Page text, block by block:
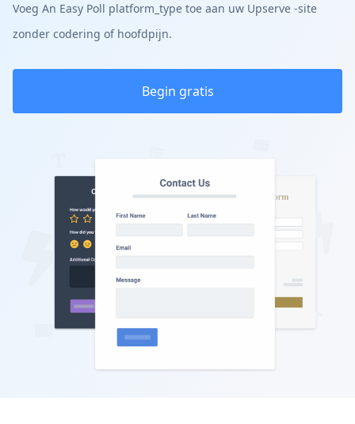
Voeg An Easy Poll platform_type toe aan uw Upserve -site
zonder codering of hoofdpijn.
Begin gratis